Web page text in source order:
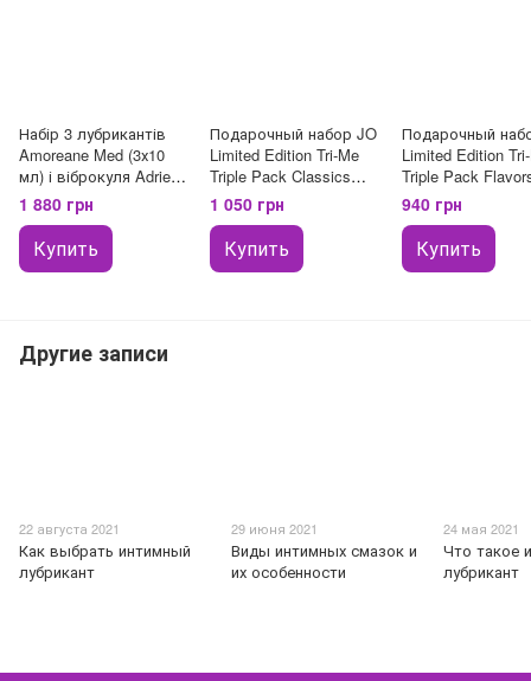
Набір 3 лубрикантів
Amoreane Med (3х10
мл) і віброкуля Adrien
Lastic Pink
1 880 грн
Купить
Подарочный набор JO
Limited Edition Tri-Me
Triple Pack Classics
(3x30 мл)
1 050 грн
Купить
Подарочный
Limited Edition
Triple Pack
(3x30 мл)
940 грн
Купить
Другие записи
22 августа 2021
Как выбрать интимный
лубрикант
29 июня 2021
Виды интимных смазок и
их особенности
24 мая 2021
Что такое
лубрикант